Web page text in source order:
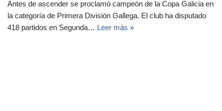
Antes de ascender se proclamó campeón de la Copa Galicia en
la categoría de Primera División Gallega. El club ha disputado
418 partidos en Segunda… Leer más »